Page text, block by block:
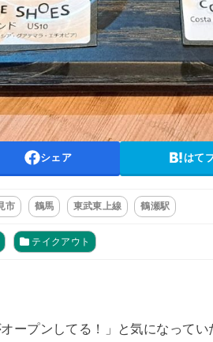
シェア はて
市 鶴馬 東武東上線 鶴瀬駅
テイクアウト
ープンしてる！」と気になってい